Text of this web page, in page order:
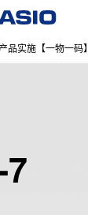
施【一物一码】管